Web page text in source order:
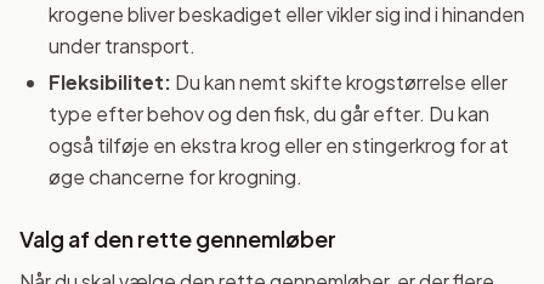
krogene bliver beskadiget eller vikler sig ind i hinanden
under transport.
Fleksibilitet: Du kan nemt skifte krogstørrelse eller
type efter behov og den fisk, du går efter. Du kan
også tilføje en ekstra krog eller en stingerkrog for at
øge chancerne for krogning.
Valg af den rette gennemløber